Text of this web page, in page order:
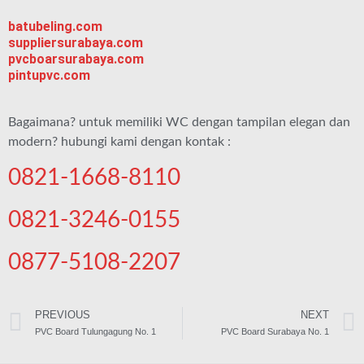
batubeling.com
suppliersurabaya.com
pvcboarsurabaya.com
pintupvc.com
Bagaimana? untuk memiliki WC dengan tampilan elegan dan
modern? hubungi kami dengan kontak :
0821-1668-8110
0821-3246-0155
0877-5108-2207
PREVIOUS
PVC Board Tulungagung No. 1
NEXT
PVC Board Surabaya No. 1